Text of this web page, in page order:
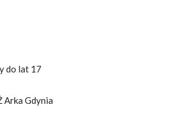
do lat 17
Arka Gdynia